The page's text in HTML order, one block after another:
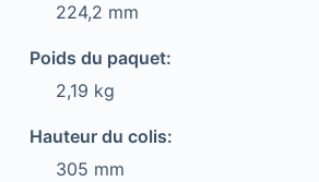
224,2 mm
Poids du paquet:
2,19 kg
Hauteur du colis:
305 mm